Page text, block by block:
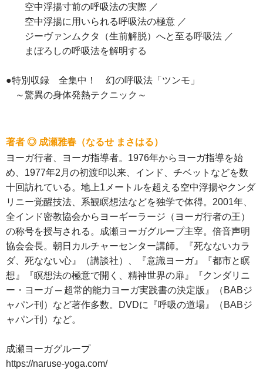
空中浮揚寸前の呼吸法の実際 ／
空中浮揚に用いられる呼吸法の極意 ／
ジーヴァンムクタ（生前解脱）へと至る呼吸法 ／
まぼろしの呼吸法を解明する
●特別収録 全集中！ 幻の呼吸法「ツンモ」
～驚異の身体発熱テクニック～
著者 ◎ 成瀬雅春（なるせ まさはる）
ヨーガ行者、ヨーガ指導者。1976年からヨーガ指導を始
め、1977年2月の初渡印以来、インド、チベットなどを数
十回訪れている。地上1メートルを超える空中浮揚やクンダ
リニー覚醒技法、系観瞑想法などを独学で体得。2001年、
全インド密教協会からヨーギーラージ（ヨーガ行者の王）
の称号を授与される。成瀬ヨーガグループ主宰。倍音声明
協会会長。朝日カルチャーセンター講師。『死なないカラ
ダ、死なない心』（講談社）、『意識ヨーガ』『都市と瞑
想』『瞑想法の極意で開く、精神世界の扉』『クンダリニ
ー・ヨーガ ─ 超常的能力ヨーガ実践書の決定版』（BABジ
ャパン刊）など著作多数。DVDに『呼吸の道場』（BABジ
ャパン刊）など。
成瀬ヨーガグループ
https://naruse-yoga.com/